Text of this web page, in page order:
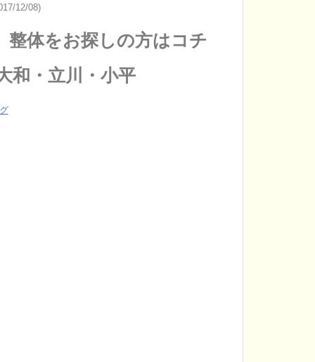
12/08)
体をお探しの方はコチ
和・立川・小平